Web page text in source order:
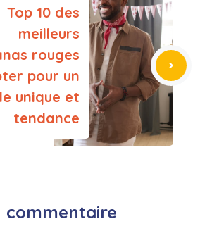
Top 10 des
meilleurs
rouges
pour un
unique et
tendance
commentaire